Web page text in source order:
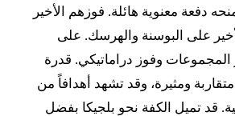
دفعة معنوية هائلة. فوزهم الأخير
الأخير على البوسنة والهرسك. على
إلى دور الـ16 بعد سلسلة من النتائج القوية في دور المجموعات وفوز دراماتيكي. قدرة
ومثيرة، وقد تشهد أهدافاً من
قد تميل الكفة نحو بلجيكا بفضل